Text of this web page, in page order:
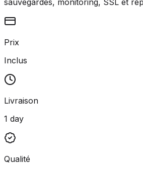
Prix
Inclus
Livraison
1 day
Qualité